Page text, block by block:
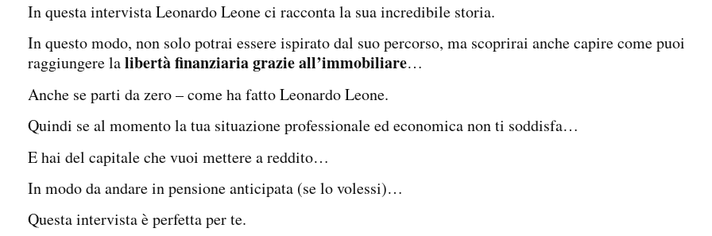
In questa intervista Leonardo Leone ci racconta la sua incredibile storia.
In questo modo, non solo potrai essere ispirato dal suo percorso, ma scoprirai anche capire come puoi
raggiungere lalibertà finanziaria grazie all’immobiliare…
Anche se parti da zero – come ha fatto Leonardo Leone.
Quindi se al momento la tua situazione professionale ed economica non ti soddisfa…
E hai del capitale che vuoi mettere a reddito…
In modo da andare in pensione anticipata (se lo volessi)…
Questa intervista è perfetta per te.